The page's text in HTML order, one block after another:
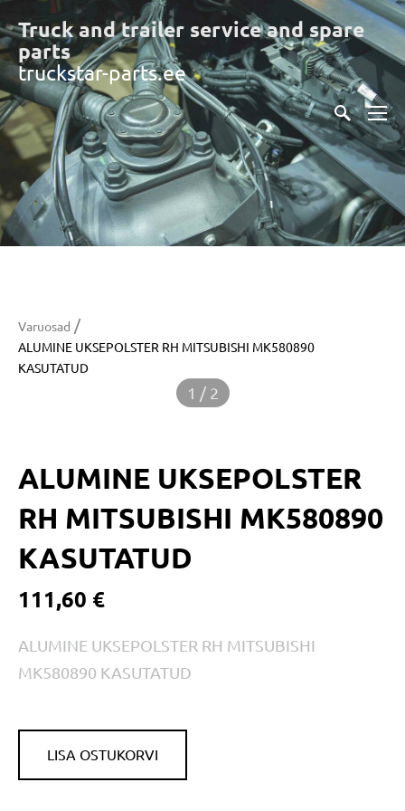
Truck and trailer service and spare
parts
truckstar-parts.ee
Varuosad /
ALUMINE UKSEPOLSTER RH MITSUBISHI MK580890
KASUTATUD
1 / 2
ALUMINE UKSEPOLSTER
RH MITSUBISHI MK580890
KASUTATUD
111,60 €
ALUMINE UKSEPOLSTER RH MITSUBISHI
MK580890 KASUTATUD
LISA OSTUKORVI